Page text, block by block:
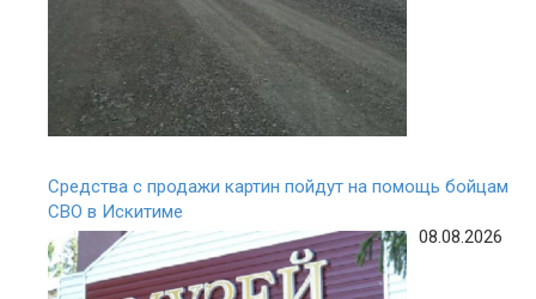
Средства с продажи картин пойдут на помощь бойцам
СВО в Искитиме
08.08.2026